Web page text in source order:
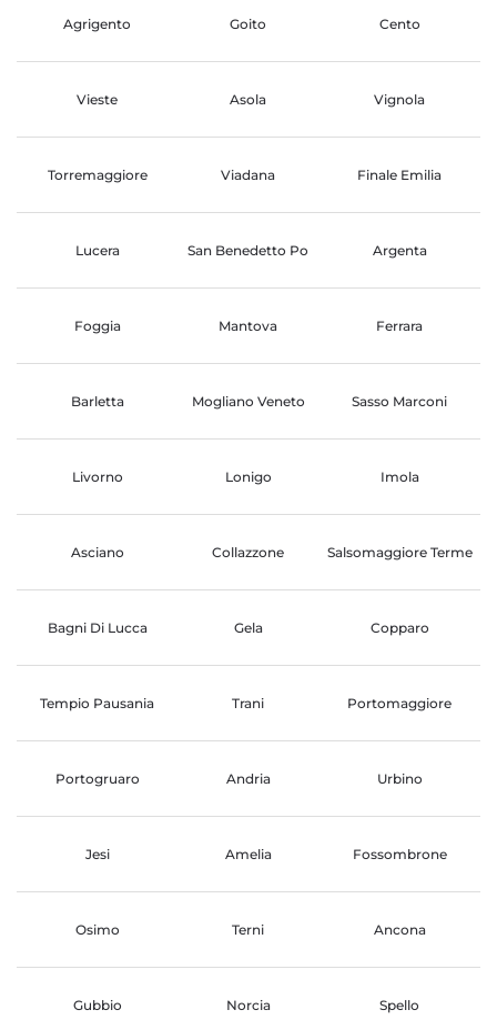
Agrigento Goito Cento
Vieste Asola Vignola
Torremaggiore Viadana Finale Emilia
Lucera San Benedetto Po Argenta
Foggia Mantova Ferrara
Barletta Mogliano Veneto Sasso Marconi
Livorno Lonigo Imola
Asciano Collazzone Salsomaggiore Terme
Bagni Di Lucca Gela Copparo
Tempio Pausania Trani Portomaggiore
Portogruaro Andria Urbino
Jesi Amelia Fossombrone
Osimo Terni Ancona
Gubbio Norcia Spello